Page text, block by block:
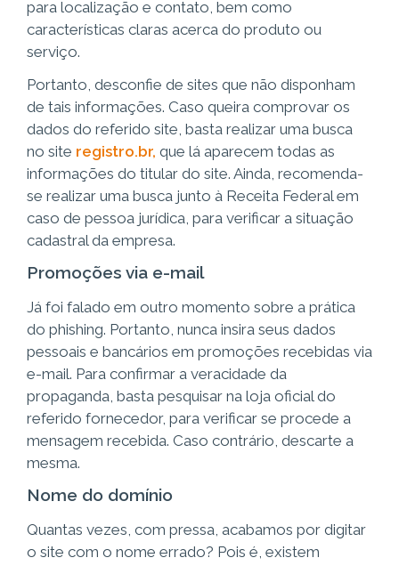
para localização e contato, bem como
características claras acerca do produto ou
serviço.
Portanto, desconfie de sites que não disponham
de tais informações. Caso queira comprovar os
dados do referido site, basta realizar uma busca
no site registro.br, que lá aparecem todas as
informações do titular do site. Ainda, recomenda-
se realizar uma busca junto à Receita Federal em
caso de pessoa jurídica, para verificar a situação
cadastral da empresa.
Promoções via e-mail
Já foi falado em outro momento sobre a prática
do phishing. Portanto, nunca insira seus dados
pessoais e bancários em promoções recebidas via
e-mail. Para confirmar a veracidade da
propaganda, basta pesquisar na loja oficial do
referido fornecedor, para verificar se procede a
mensagem recebida. Caso contrário, descarte a
mesma.
Nome do domínio
Quantas vezes, com pressa, acabamos por digitar
o site com o nome errado? Pois é, existem